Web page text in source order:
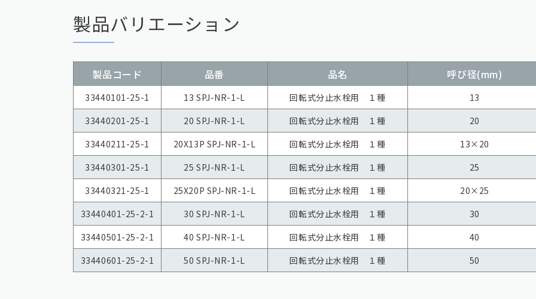
製品バリエーション
製品コード 品番 品名 呼び径(mm)
33440101-25-1 13 SPJ-NR-1-L 回転式分止水栓用 １種
13
33440201-25-1
20 SPJ-NR-1-L 回転式分止水栓用 １種
20
33440211-25-1
20X13P SPJ-NR-1-L 回転式分止水栓用 １種
13×20
33440301-25-1
25 SPJ-NR-1-L 回転式分止水栓用 １種
25
33440321-25-1
25X20P SPJ-NR-1-L 回転式分止水栓用 １種
20×25
33440401-25-2-1
30 SPJ-NR-1-L 回転式分止水栓用 １種
30
33440501-25-2-1
40 SPJ-NR-1-L 回転式分止水栓用 １種
40
33440601-25-2-1
50 SPJ-NR-1-L 回転式分止水栓用 １種 50